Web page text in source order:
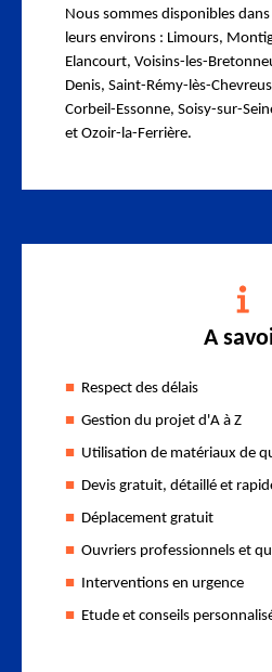
Nous sommes disponibles
leurs environs : Limours,
Elancourt, Voisins-les-
Denis, Saint-Rémy-lès-
Corbeil-Essonne, Soisy-sur-
et Ozoir-la-Ferrière.
A
Respect des délais
Gestion du projet d'A à Z
Utilisation de matériaux de
Devis gratuit, détaillé et
Déplacement gratuit
Ouvriers professionnels et
Interventions en urgence
Etude et conseils